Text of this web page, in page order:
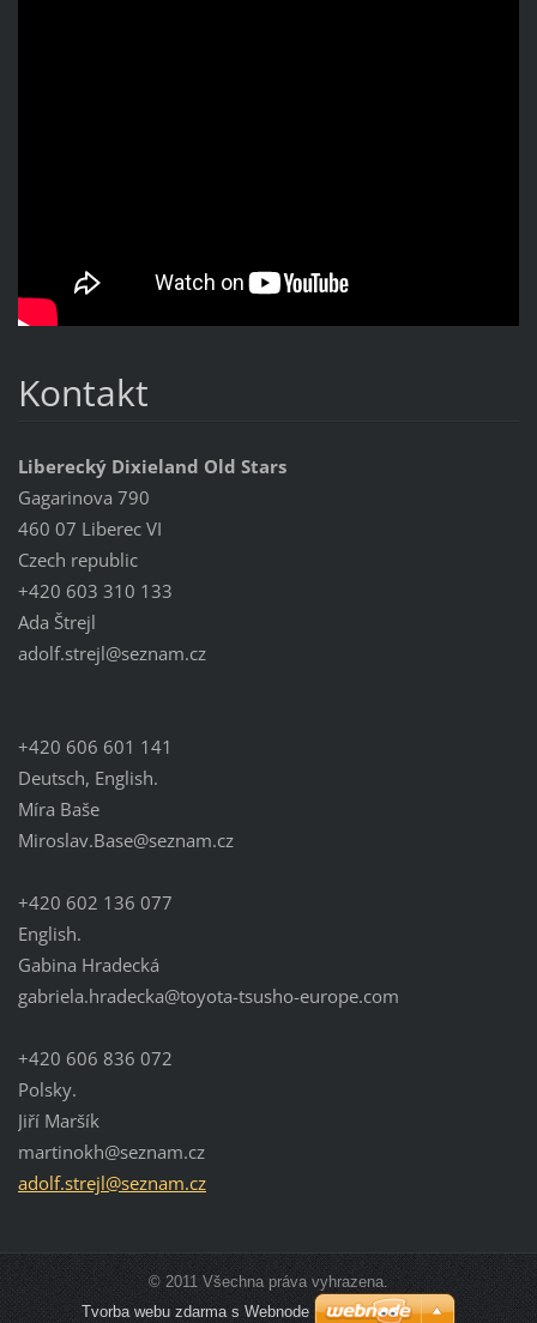
Kontakt
Liberecký Dixieland Old Stars
Gagarinova 790
460 07 Liberec VI
Czech republic
+420 603 310 133
Ada Štrejl
adolf.strejl@seznam.cz
+420 606 601 141
Deutsch, English.
Míra Baše
Miroslav.Base@seznam.cz
+420 602 136 077
English.
Gabina Hradecká
gabriela.hradecka@toyota-tsusho-europe.com
+420 606 836 072
Polsky.
Jiří Maršík
martinokh@seznam.cz
adolf.strejl@seznam.cz
© 2011 Všechna práva vyhrazena.
Tvorba webu zdarma s Webnode